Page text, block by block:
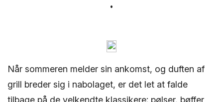
Når sommeren melder sin ankomst, og duften af
grill breder sig i nabolaget, er det let at falde
tilbage på de velkendte klassikere: pølser, bøffer